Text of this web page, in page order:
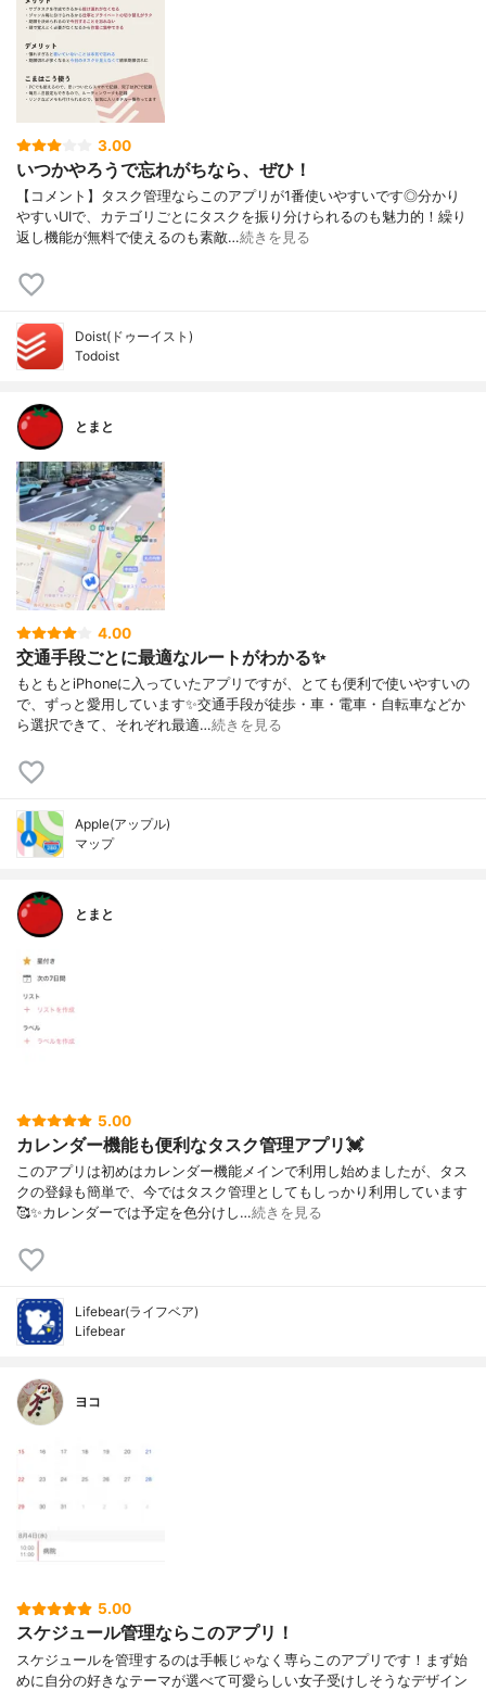
3.00
いつかやろうで忘れがちなら、ぜひ！
【コメント】タスク管理ならこのアプリが1番使いやすいです◎分かり
やすいUIで、カテゴリごとにタスクを振り分けられるのも魅力的！繰り
返し機能が無料で使えるのも素敵…続きを見る
Doist(ドゥーイスト)
Todoist
とまと
4.00
交通手段ごとに最適なルートがわかる✨
もともとiPhoneに入っていたアプリですが、とても便利で使いやすいの
で、ずっと愛用しています✨交通手段が徒歩・車・電車・自転車などか
ら選択できて、それぞれ最適…続きを見る
Apple(アップル)
マップ
とまと
5.00
カレンダー機能も便利なタスク管理アプリ💓
このアプリは初めはカレンダー機能メインで利用し始めましたが、タス
クの登録も簡単で、今ではタスク管理としてもしっかり利用しています
🥰✨カレンダーでは予定を色分けし…続きを見る
Lifebear(ライフベア)
Lifebear
ヨコ
5.00
スケジュール管理ならこのアプリ！
スケジュールを管理するのは手帳じゃなく専らこのアプリです！まず始
めに自分の好きなテーマが選べて可愛らしい女子受けしそうなデザイン